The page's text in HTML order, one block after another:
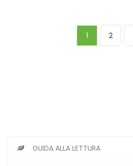
1 2
GUIDA ALLA LETTURA